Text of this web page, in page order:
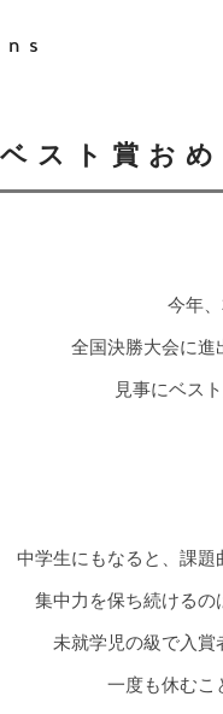
スト賞お
今年
全国決勝大会に進
見事にベス
中学生にもなると、課
集中力を保ち続けるの
未就学児の級で入賞
一度も休むこ